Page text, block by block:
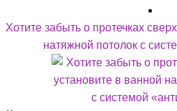
Хотите забыть о протечках
натяжной потолок с